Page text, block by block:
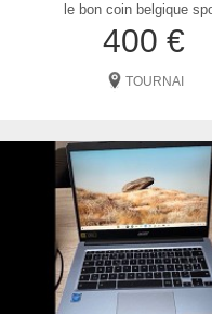
le bon coin belgique
400 €
TOURNAI